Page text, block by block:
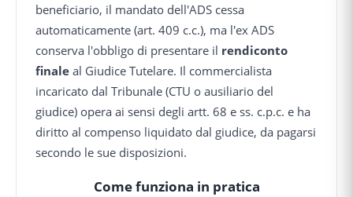
beneficiario, il mandato dell'ADS cessa
automaticamente (art. 409 c.c.), ma l'ex ADS
conserva l'obbligo di presentare il rendiconto
finale al Giudice Tutelare. Il commercialista
incaricato dal Tribunale (CTU o ausiliario del
giudice) opera ai sensi degli artt. 68 e ss. c.p.c. e ha
diritto al compenso liquidato dal giudice, da pagarsi
secondo le sue disposizioni.
Come funziona in pratica